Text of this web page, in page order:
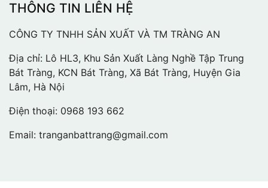
THÔNG TIN LIÊN HỆ
CÔNG TY TNHH SẢN XUẤT VÀ TM TRÀNG AN
Địa chỉ: Lô HL3, Khu Sản Xuất Làng Nghề Tập Trung
Bát Tràng, KCN Bát Tràng, Xã Bát Tràng, Huyện Gia
Lâm, Hà Nội
Điện thoại: 0968 193 662
Email: tranganbattrang@gmail.com